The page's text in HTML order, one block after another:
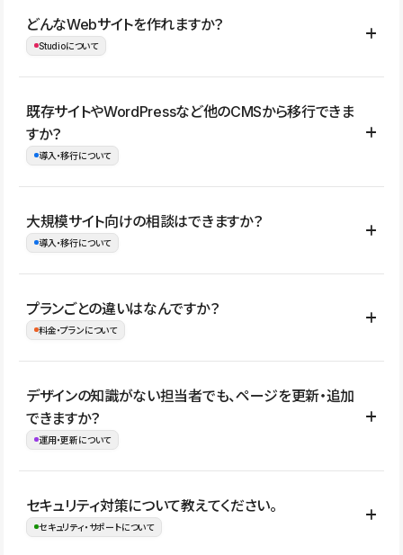
どんなWebサイトを作れますか？
Studioについて
コーポレートサイト、サービスサイト、LP、採用サイト、ブロ
グ・メディア、イベントサイト、店舗・商品紹介サイト、ポートフ
ォリオなど幅広く制作できます。
既存サイトやWordPressなど他のCMSから移行できま
すか？
導入・移行について
はい。既存サイトの構成やコンテンツ、URLを整理したうえで、
Studio上に再構築する形で移行できます。 WordPressの場合は、
イト全体のデザインや設定がそのまま移行されるわけではないた
め、移行後にページ構成やデザイン、CMS設計、URL・リダイレク
大規模サイト向けの相談はできますか？
導入・移行について
はい。アクセス規模が大きいサイトや、複数部門での運用、権限管
理、セキュリティ確認、既存システムとの連携など、個別の要件が
ない段階でも、お問い合わせください。
お問合せはこちら
プランごとの違いはなんですか？
料金・プランについて
公開ページ数、バージョン履歴の期間、CMS利用数の上限、権限
管理の有無などがプランごとに異なります。詳しくは料金プランペ
ージをご覧ください。
デザインの知識がない担当者でも、ページを更新・追加
できますか？
運用・更新について
はい。CMSやコンポーネントを活用して更新範囲を設計しておく
ことで、デザインを崩しにくい状態で運用できます。 さらにコン
セキュリティ対策について教えてください。
セキュリティ・サポートについて